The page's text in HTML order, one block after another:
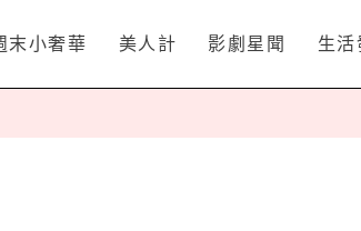
末小奢華 美人計 影劇星聞 生活